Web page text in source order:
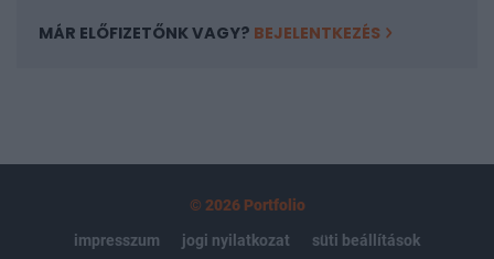
MÁR ELŐFIZETŐNK VAGY? BEJELENTKEZÉS
© 2026 Portfolio
impresszum
jogi nyilatkozat süti beállítások